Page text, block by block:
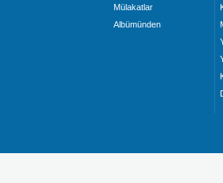
Mülakatlar
Albümünden